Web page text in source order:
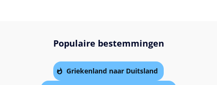
Populaire bestemmingen
Griekenland naar Duitsland